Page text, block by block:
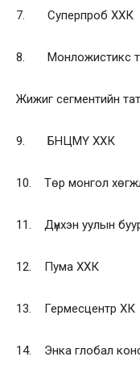
7. Суперпроб ХХК
8. Монложистикс
Жижиг сегментийн
9. БНЦМҮ ХХК
10. Төр монгол
11. Дүнхэн уулын
12. Пума ХХК
13. Гермесцентр ХК
14. Энка глобал